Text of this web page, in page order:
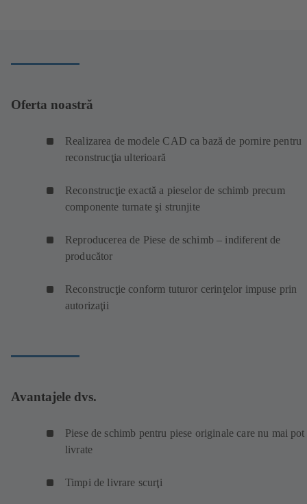
Oferta noastră
Realizarea de modele CAD ca bază de pornire pentru
reconstrucţia ulterioară
Reconstrucţie exactă a pieselor de schimb precum
componente turnate şi strunjite
Reproducerea de Piese de schimb – indiferent de
producător
Reconstrucţie conform tuturor cerinţelor impuse prin
autorizaţii
Avantajele dvs.
Piese de schimb pentru piese originale care nu mai
livrate
Timpi de livrare scurţi